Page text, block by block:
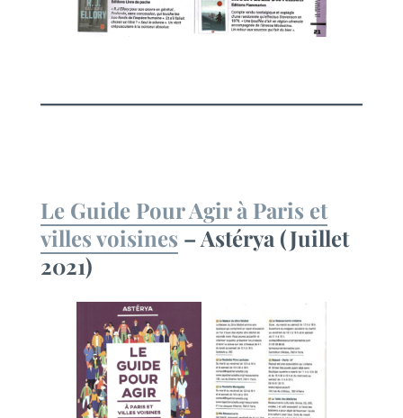
Le Guide Pour Agir à Paris et
villes voisines – Astérya (Juillet
2021)